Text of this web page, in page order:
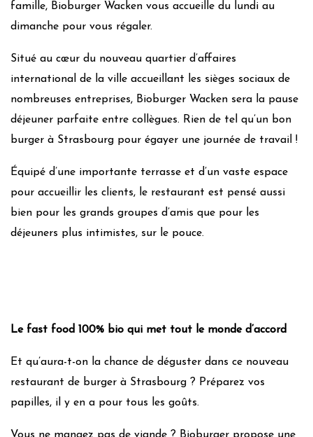
famille, Bioburger Wacken vous accueille du lundi au
dimanche pour vous régaler.
Situé au cœur du nouveau quartier d’affaires
international de la ville accueillant les sièges sociaux de
nombreuses entreprises, Bioburger Wacken sera la pause
déjeuner parfaite entre collègues. Rien de tel qu’un bon
burger à Strasbourg pour égayer une journée de travail !
Équipé d’une importante terrasse et d’un vaste espace
pour accueillir les clients, le restaurant est pensé aussi
bien pour les grands groupes d’amis que pour les
déjeuners plus intimistes, sur le pouce.
Le fast food 100% bio qui met tout le monde d’accord
Et qu’aura-t-on la chance de déguster dans ce nouveau
restaurant de burger à Strasbourg ? Préparez vos
papilles, il y en a pour tous les goûts.